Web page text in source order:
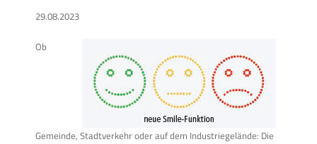
29.08.2023
Ob
Gemeinde, Stadtverkehr oder auf dem Industriegelände: Die